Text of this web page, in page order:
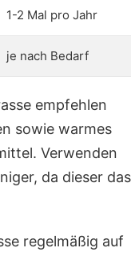
1-2 Mal pro Jahr
je nach Bedarf
empfehlen
sowie warmes
Verwenden
da dieser das
regelmäßig auf